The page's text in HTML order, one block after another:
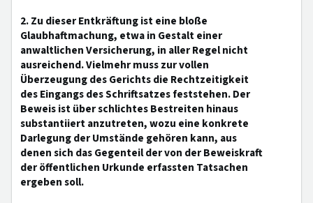
2. Zu dieser Entkräftung ist eine bloße
Glaubhaftmachung, etwa in Gestalt einer
anwaltlichen Versicherung, in aller Regel nicht
ausreichend. Vielmehr muss zur vollen
Überzeugung des Gerichts die Rechtzeitigkeit
des Eingangs des Schriftsatzes feststehen. Der
Beweis ist über schlichtes Bestreiten hinaus
substantiiert anzutreten, wozu eine konkrete
Darlegung der Umstände gehören kann, aus
denen sich das Gegenteil der von der Beweiskraft
der öffentlichen Urkunde erfassten Tatsachen
ergeben soll.